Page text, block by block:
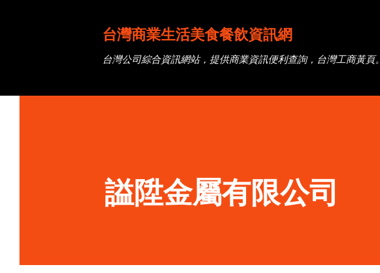
台灣商業生活美食餐飲資訊網
台灣公司綜合資訊網站，提供商業資訊便利查詢，台灣工商黃頁。
謚陞金屬有限公司